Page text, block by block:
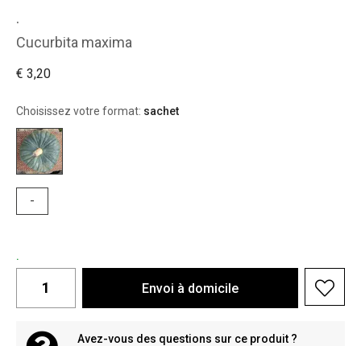
.
Cucurbita maxima
€ 3,20
Choisissez votre format: sachet
-
.
Envoi à domicile
Avez-vous des questions sur ce produit ?